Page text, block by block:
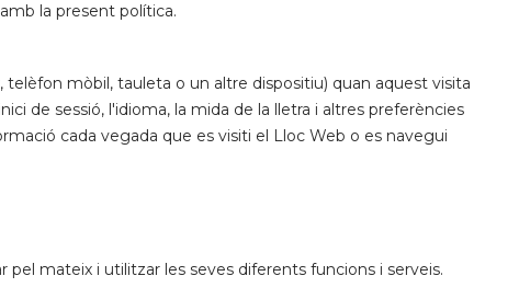
la present política.
mòbil, tauleta o un altre dispositiu) quan aquest visita
de sessió, l'idioma, la mida de la lletra i altres preferències
cada vegada que es visiti el Lloc Web o es navegui
mateix i utilitzar les seves diferents funcions i serveis.